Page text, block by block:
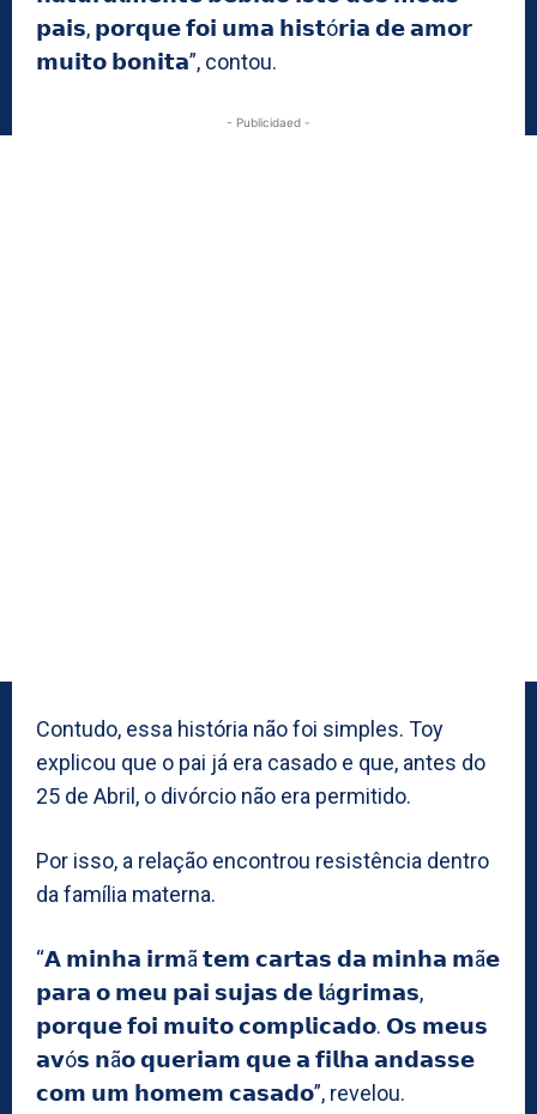
𝗽𝗮𝗶𝘀, 𝗽𝗼𝗿𝗾𝘂𝗲 𝗳𝗼𝗶 𝘂𝗺𝗮 𝗵𝗶𝘀𝘁ó𝗿𝗶𝗮 𝗱𝗲 𝗮𝗺𝗼𝗿
𝗺𝘂𝗶𝘁𝗼 𝗯𝗼𝗻𝗶𝘁𝗮”, contou.
- Publicidaed -
Contudo, essa história não foi simples. Toy
explicou que o pai já era casado e que, antes do
25 de Abril, o divórcio não era permitido.
Por isso, a relação encontrou resistência dentro
da família materna.
“𝗔 𝗺𝗶𝗻𝗵𝗮 𝗶𝗿𝗺ã 𝘁𝗲𝗺 𝗰𝗮𝗿𝘁𝗮𝘀 𝗱𝗮 𝗺𝗶𝗻𝗵𝗮 𝗺ã𝗲
𝗽𝗮𝗿𝗮 𝗼 𝗺𝗲𝘂 𝗽𝗮𝗶 𝘀𝘂𝗷𝗮𝘀 𝗱𝗲 𝗹á𝗴𝗿𝗶𝗺𝗮𝘀,
𝗽𝗼𝗿𝗾𝘂𝗲 𝗳𝗼𝗶 𝗺𝘂𝗶𝘁𝗼 𝗰𝗼𝗺𝗽𝗹𝗶𝗰𝗮𝗱𝗼. 𝗢𝘀 𝗺𝗲𝘂𝘀
𝗮𝘃ó𝘀 𝗻ã𝗼 𝗾𝘂𝗲𝗿𝗶𝗮𝗺 𝗾𝘂𝗲 𝗮 𝗳𝗶𝗹𝗵𝗮 𝗮𝗻𝗱𝗮𝘀𝘀𝗲
𝗰𝗼𝗺 𝘂𝗺 𝗵𝗼𝗺𝗲𝗺 𝗰𝗮𝘀𝗮𝗱𝗼”, revelou.